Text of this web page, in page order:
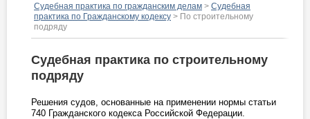
Судебная практика по гражданским делам > Судебная
практика по Гражданскому кодексу > По строительному
подряду
Судебная практика по строительному
подряду
Решения судов, основанные на применении нормы статьи
740 Гражданского кодекса Российской Федерации.